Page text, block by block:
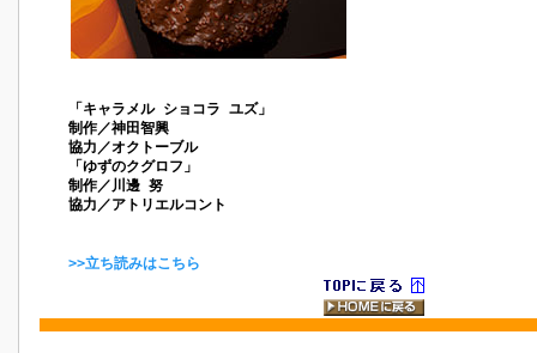
「キャラメル ショコラ ユズ」
制作／神田智興
協力／オクトーブル
「ゆずのクグロフ」
制作／川邊 努
協力／アトリエルコント
>>立ち読みはこちら